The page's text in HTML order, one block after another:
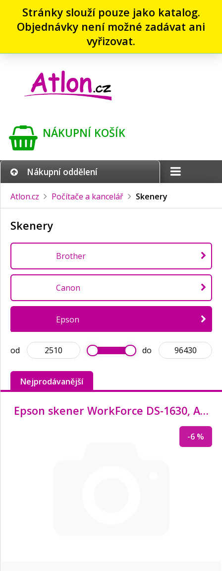
Stránky slouží pouze jako katalog.
Objednávky není možné zadávat ani
vyřizovat.
NÁKUPNÍ KOŠÍK
Nákupní oddělení
Atlon.cz Počítače a kancelář Skenery
Skenery
Brother
Canon
Epson
HP
od do
Nejprodávanější
Epson skener WorkForce DS-1630, A4, 1200x1200dpi, USB 3.0
-6 %